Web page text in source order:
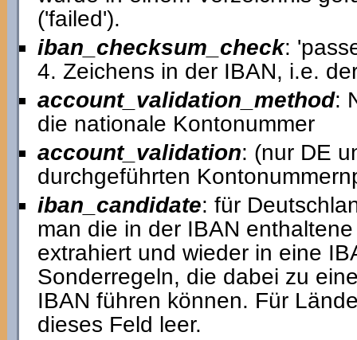
('failed').
iban_checksum_check:
4. Zeichens in der IBAN, i.e.
account_validation_method:
die nationale Kontonummer
account_validation: (nur DE
durchgeführten
iban_candidate: für
man die in der IBAN
extrahiert und wieder in eine
Sonderregeln, die dabei zu
IBAN führen können. Für
dieses Feld leer.